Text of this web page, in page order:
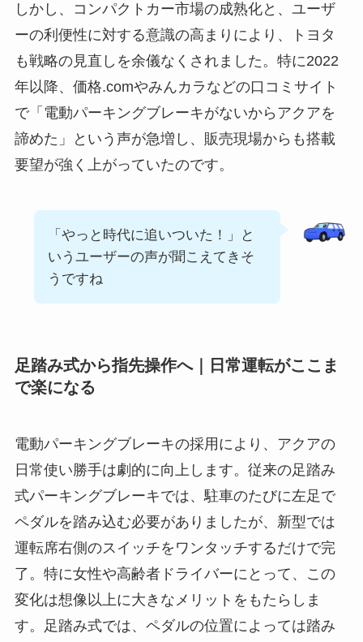
しかし、コンパクトカー市場の成熟化と、ユーザ
ーの利便性に対する意識の高まりにより、トヨタ
も戦略の見直しを余儀なくされました。特に2022
年以降、価格.comやみんカラなどの口コミサイト
で「電動パーキングブレーキがないからアクアを
諦めた」という声が急増し、販売現場からも搭載
要望が強く上がっていたのです。
「やっと時代に追いついた！」と
いうユーザーの声が聞こえてきそ
うですね
足踏み式から指先操作へ｜日常運転がここま
で楽になる
電動パーキングブレーキの採用により、アクアの
日常使い勝手は劇的に向上します。従来の足踏み
式パーキングブレーキでは、駐車のたびに左足で
ペダルを踏み込む必要がありましたが、新型では
運転席右側のスイッチをワンタッチするだけで完
了。特に女性や高齢者ドライバーにとって、この
変化は想像以上に大きなメリットをもたらしま
す。足踏み式では、ペダルの位置によっては踏み